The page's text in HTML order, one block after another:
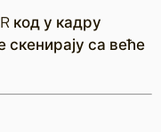
код у кадру
скенирају са веће